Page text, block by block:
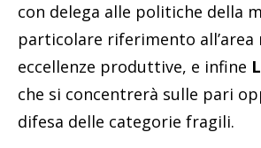
con delega alle politiche della
particolare riferimento all’area
eccellenze produttive, e infine
che si concentrerà sulle pari
difesa delle categorie fragili.